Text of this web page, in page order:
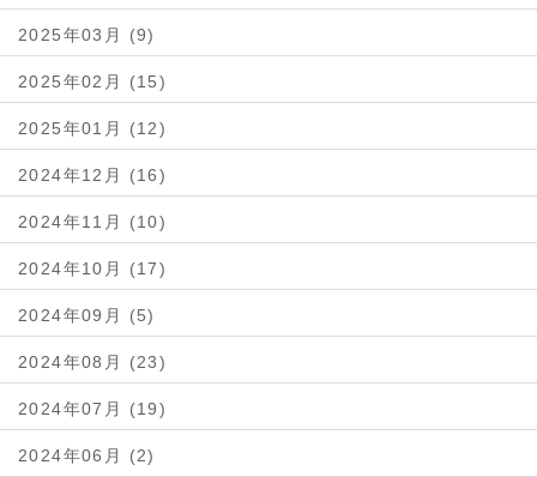
2025年03月 (9)
2025年02月 (15)
2025年01月 (12)
2024年12月 (16)
2024年11月 (10)
2024年10月 (17)
2024年09月 (5)
2024年08月 (23)
2024年07月 (19)
2024年06月 (2)